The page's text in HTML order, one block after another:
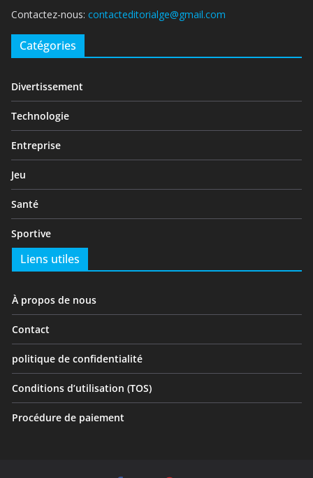
Contactez-nous: contacteditorialge@gmail.com
Catégories
Divertissement
Technologie
Entreprise
Jeu
Santé
Sportive
Liens utiles
À propos de nous
Contact
politique de confidentialité
Conditions d’utilisation (TOS)
Procédure de paiement